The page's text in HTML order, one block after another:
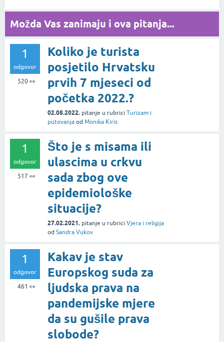
Možda Vas zanimaju i ova pitanja...
1
odgovor
520👀
Koliko je turista
posjetilo Hrvatsku
prvih 7 mjeseci od
početka 2022.?
02.08.2022. pitanje u rubrici Turizam i
putovanja od Monika Kiris
1
odgovor
517 👀
Što je s misama ili
ulascima u crkvu
sada zbog ove
epidemiološke
situacije?
27.02.2021. pitanje u rubrici Vjera i religija
od Sandra Vukov
1
odgovor
461 👀
Kakav je stav
Europskog suda za
ljudska prava na
pandemijske mjere
da su gušile prava
slobode?